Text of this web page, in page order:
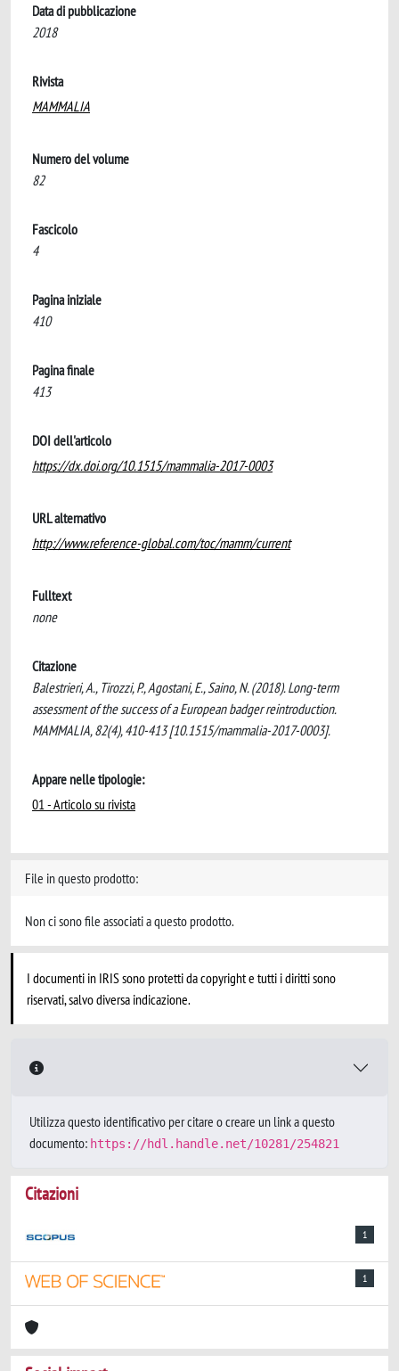
Data di pubblicazione
2018
Rivista
MAMMALIA
Numero del volume
82
Fascicolo
4
Pagina iniziale
410
Pagina finale
413
DOI dell'articolo
https://dx.doi.org/10.1515/mammalia-2017-0003
URL alternativo
http://www.reference-global.com/toc/mamm/current
Fulltext
none
Citazione
Balestrieri, A., Tirozzi, P., Agostani, E., Saino, N. (2018). Long-term
assessment of the success of a European badger reintroduction.
MAMMALIA, 82(4), 410-413 [10.1515/mammalia-2017-0003].
Appare nelle tipologie:
01 - Articolo su rivista
File in questo prodotto:
Non ci sono file associati a questo prodotto.
I documenti in IRIS sono protetti da copyright e tutti i diritti sono
riservati, salvo diversa indicazione.
Utilizza questo identificativo per citare o creare un link a questo
documento: https://hdl.handle.net/10281/254821
Citazioni
1
1